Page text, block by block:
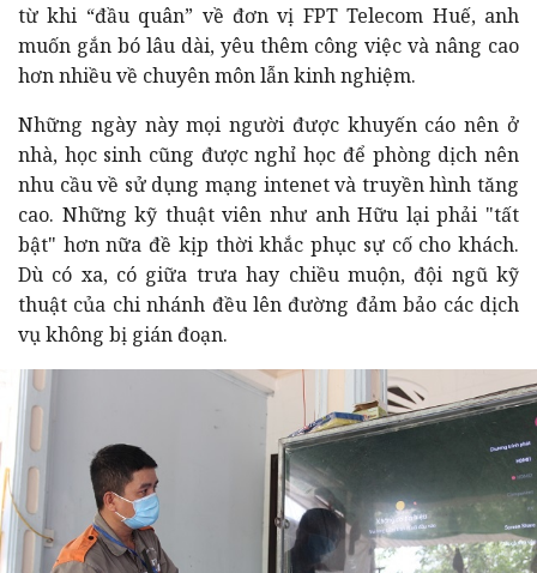
từ khi “đầu quân” về đơn vị FPT Telecom Huế, anh
muốn gắn bó lâu dài, yêu thêm công việc và nâng cao
hơn nhiều về chuyên môn lẫn kinh nghiệm.
Những ngày này mọi người được khuyến cáo nên ở
nhà, học sinh cũng được nghỉ học để phòng dịch nên
nhu cầu về sử dụng mạng intenet và truyền hình tăng
cao. Những kỹ thuật viên như anh Hữu lại phải "tất
bật" hơn nữa đề kịp thời khắc phục sự cố cho khách.
Dù có xa, có giữa trưa hay chiều muộn, đội ngũ kỹ
thuật của chi nhánh đều lên đường đảm bảo các dịch
vụ không bị gián đoạn.